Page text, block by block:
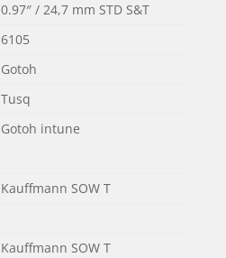
0.97″ / 24,7 mm STD S&T
6105
Gotoh
Tusq
Gotoh intune
Kauffmann SOW T
Kauffmann SOW T